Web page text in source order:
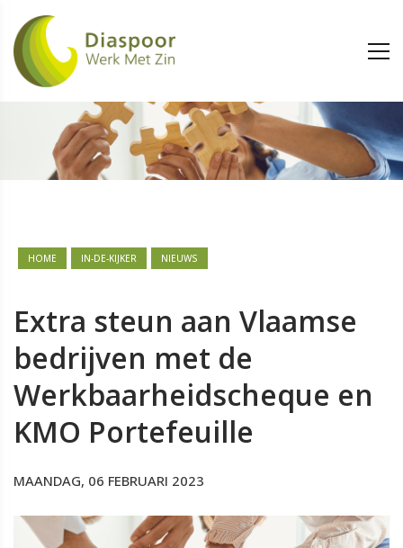
HOME IN-DE-KIJKER NIEUWS
Extra steun aan Vlaamse
bedrijven met de
Werkbaarheidscheque en
KMO Portefeuille
MAANDAG, 06 FEBRUARI 2023